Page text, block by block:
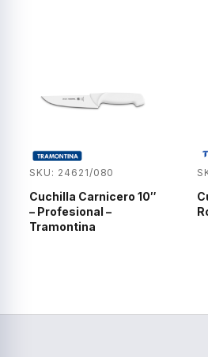
SKU: 24621/080
Cuchilla Carnicero 10″
– Profesional –
Tramontina